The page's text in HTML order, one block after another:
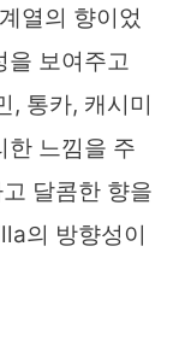
열의 향이었
을 보여주고
, 통카, 캐시미
한 느낌을 주
달콤한 향을
의 방향성이